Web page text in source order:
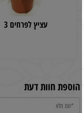
עציץ לפרחים 3
הוספת חוות דעת